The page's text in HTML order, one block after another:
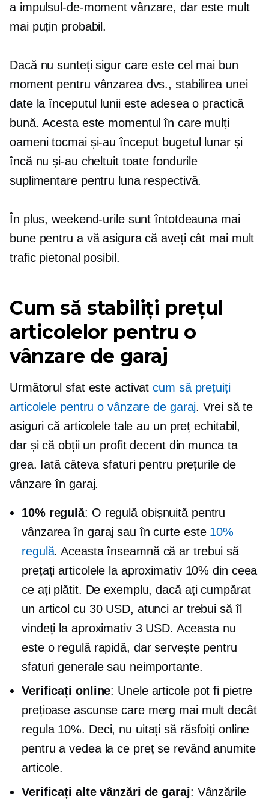
a impulsul-de-moment vânzare, dar este mult
mai puțin probabil.
Dacă nu sunteți sigur care este cel mai bun
moment pentru vânzarea dvs., stabilirea unei
date la începutul lunii este adesea o practică
bună. Acesta este momentul în care mulți
oameni tocmai și-au început bugetul lunar și
încă nu și-au cheltuit toate fondurile
suplimentare pentru luna respectivă.
În plus, weekend-urile sunt întotdeauna mai
bune pentru a vă asigura că aveți cât mai mult
trafic pietonal posibil.
Cum să stabiliți prețul
articolelor pentru o
vânzare de garaj
Următorul sfat este activatcum să prețuiți
articolele pentru o vânzare de garaj. Vrei să te
asiguri că articolele tale au un preț echitabil,
dar și că obții un profit decent din munca ta
grea. Iată câteva sfaturi pentru prețurile de
vânzare în garaj.
10% regulă: O regulă obișnuită pentru
vânzarea în garaj sau în curte este 10%
regulă. Aceasta înseamnă că ar trebui să
prețați articolele la aproximativ 10% din ceea
ce ați plătit. De exemplu, dacă ați cumpărat
un articol cu ​​30 USD, atunci ar trebui să îl
vindeți la aproximativ 3 USD. Aceasta nu
este o regulă rapidă, dar servește pentru
sfaturi generale sau neimportante.
Verificați online: Unele articole pot fi pietre
prețioase ascunse care merg mai mult decât
regula 10%. Deci, nu uitați să răsfoiți online
pentru a vedea la ce preț se revând anumite
articole.
Verificați alte vânzări de garaj: Vânzările